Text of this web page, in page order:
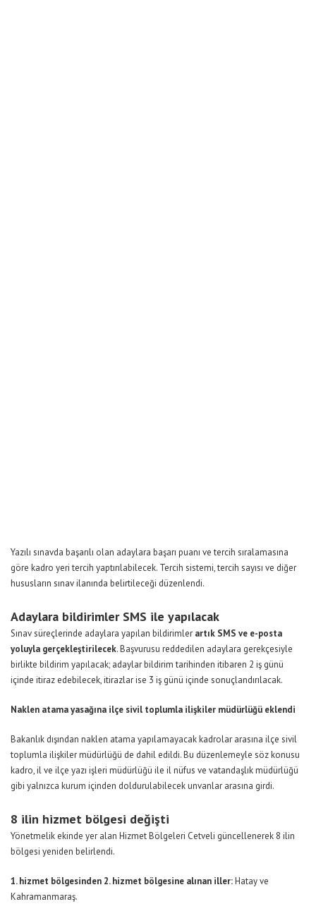
Yazılı sınavda başarılı olan adaylara başarı puanı ve tercih sıralamasına
göre kadro yeri tercih yaptırılabilecek. Tercih sistemi, tercih sayısı ve diğer
hususların sınav ilanında belirtileceği düzenlendi.
Adaylara bildirimler SMS ile yapılacak
Sınav süreçlerinde adaylara yapılan bildirimler artık SMS ve e-posta
yoluyla gerçekleştirilecek. Başvurusu reddedilen adaylara gerekçesiyle
birlikte bildirim yapılacak; adaylar bildirim tarihinden itibaren 2 iş günü
içinde itiraz edebilecek, itirazlar ise 3 iş günü içinde sonuçlandırılacak.
Naklen atama yasağına ilçe sivil toplumla ilişkiler müdürlüğü eklendi
Bakanlık dışından naklen atama yapılamayacak kadrolar arasına ilçe sivil
toplumla ilişkiler müdürlüğü de dahil edildi. Bu düzenlemeyle söz konusu
kadro, il ve ilçe yazı işleri müdürlüğü ile il nüfus ve vatandaşlık müdürlüğü
gibi yalnızca kurum içinden doldurulabilecek unvanlar arasına girdi.
8 ilin hizmet bölgesi değişti
Yönetmelik ekinde yer alan Hizmet Bölgeleri Cetveli güncellenerek 8 ilin
bölgesi yeniden belirlendi.
1. hizmet bölgesinden 2. hizmet bölgesine alınan iller:Hatay ve
Kahramanmaraş.